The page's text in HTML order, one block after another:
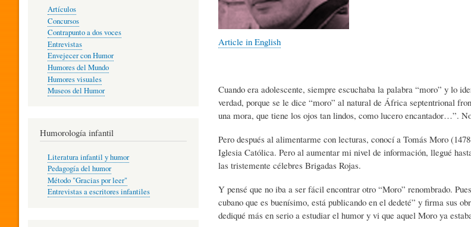
D
L
H
U
A
C
T
S
E
Article in English
Cuando era adolescente, siempre escuchaba la palabra “moro” y lo
verdad, porque se le dice “moro” al natural de África septentrional
una mora, que tiene los ojos tan lindos, como lucero encantador…”.
Pero después al alimentarme con lecturas, conocí a Tomás Moro
Iglesia Católica. Pero al aumentar mi nivel de información, llegué
las tristemente célebres Brigadas Rojas.
Y pensé que no iba a ser fácil encontrar otro “Moro” renombrado.
cubano que es buenísimo, está publicando en el dedeté” y firma sus
dediqué más en serio a estudiar el humor y vi que aquel Moro ya
Artículos
Concursos
Contrapunto a dos voces
Entrevistas
Envejecer con Humor
Humores del Mundo
Humores visuales
Museos del Humor
Humorología infantil
Literatura infantil y humor
Pedagogía del humor
Método "Gracias por leer"
Entrevistas a escritores infantiles